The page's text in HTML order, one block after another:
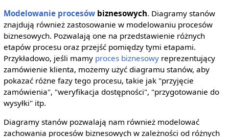
Modelowanie procesówbiznesowych. Diagramy stanów
znajdują również zastosowanie w modelowaniu procesów
biznesowych. Pozwalają one na przedstawienie różnych
etapów procesu oraz przejść pomiędzy tymi etapami.
Przykładowo, jeśli mamy proces biznesowyreprezentujący
zamówienie klienta, możemy użyć diagramu stanów, aby
pokazać różne fazy tego procesu, takie jak "przyjęcie
zamówienia", "weryfikacja dostępności", "przygotowanie do
wysyłki" itp.
Diagramy stanów pozwalają nam również modelować
zachowania procesów biznesowych w zależności od różnych